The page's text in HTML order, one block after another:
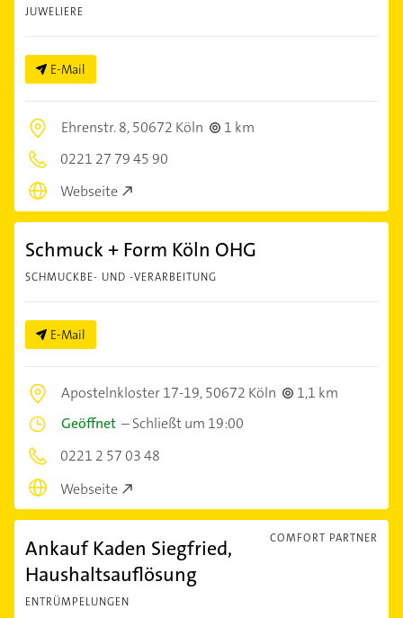
JUWELIERE
E-Mail
Ehrenstr. 8,50672 Köln
1 km
0221 27 79 45 90
Webseite
Schmuck + Form Köln OHG
SCHMUCKBE- UND -VERARBEITUNG
E-Mail
Apostelnkloster 17-19,50672 Köln
1,1 km
Geöffnet –Schließt um 19:00
0221 2 57 03 48
Webseite
COMFORT PARTNER
Ankauf Kaden Siegfried,
Haushaltsauflösung
ENTRÜMPELUNGEN